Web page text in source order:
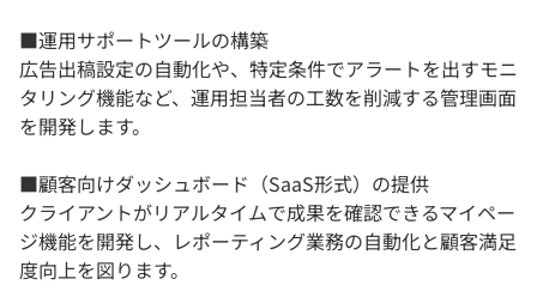
■運用サポートツールの構築
広告出稿設定の自動化や、特定条件でアラートを出すモニ
タリング機能など、運用担当者の工数を削減する管理画面
を開発します。
■顧客向けダッシュボード（SaaS形式）の提供
クライアントがリアルタイムで成果を確認できるマイペー
ジ機能を開発し、レポーティング業務の自動化と顧客満足
度向上を図ります。